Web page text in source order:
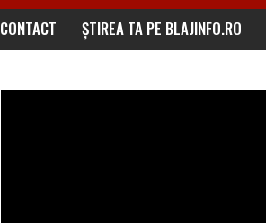
CONTACT
ȘTIREA TA PE BLAJINFO.RO